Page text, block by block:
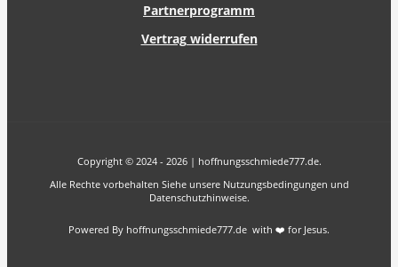
Partnerprogramm
Vertrag widerrufen
Copyright © 2024 - 2026 | hoffnungsschmiede777.de.
Alle Rechte vorbehalten Siehe unsere Nutzungsbedingungen und
Datenschutzhinweise.
Powered By hoffnungsschmiede777.de with ❤️ for Jesus.